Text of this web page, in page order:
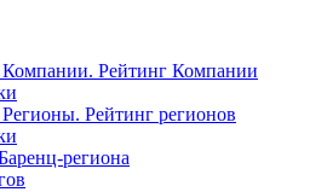
Рейтинг Компании
Рейтинг регионов
региона